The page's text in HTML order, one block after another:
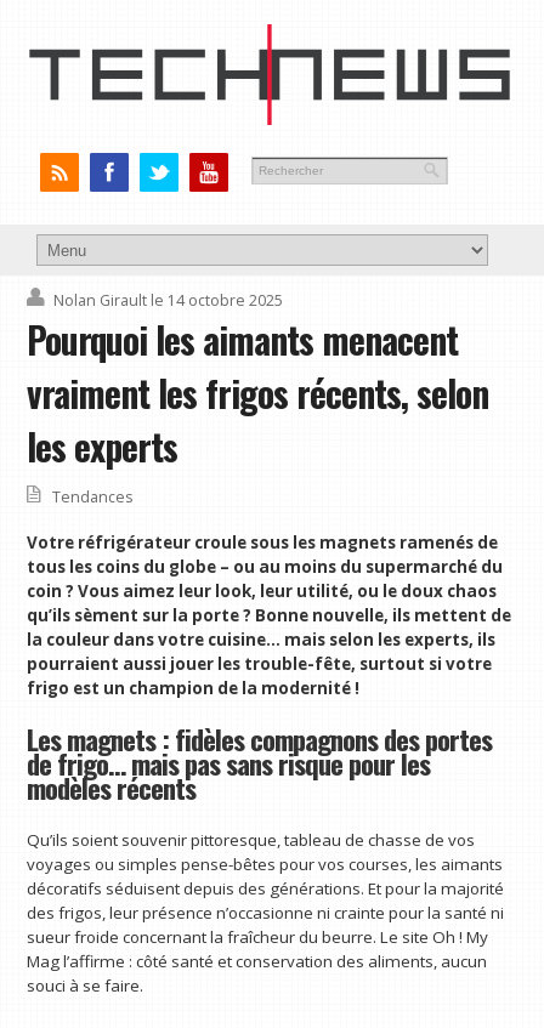
Nolan Girault le 14 octobre 2025
Pourquoi les aimants menacent
vraiment les frigos récents, selon
les experts
Tendances
Votre réfrigérateur croule sous les magnets ramenés de
tous les coins du globe – ou au moins du supermarché du
coin ? Vous aimez leur look, leur utilité, ou le doux chaos
qu’ils sèment sur la porte ? Bonne nouvelle, ils mettent de
la couleur dans votre cuisine… mais selon les experts, ils
pourraient aussi jouer les trouble-fête, surtout si votre
frigo est un champion de la modernité !
Les magnets : fidèles compagnons des portes
de frigo… mais pas sans risque pour les
modèles récents
Qu’ils soient souvenir pittoresque, tableau de chasse de vos
voyages ou simples pense-bêtes pour vos courses, les aimants
décoratifs séduisent depuis des générations. Et pour la majorité
des frigos, leur présence n’occasionne ni crainte pour la santé ni
sueur froide concernant la fraîcheur du beurre. Le site Oh ! My
Mag l’affirme : côté santé et conservation des aliments, aucun
souci à se faire.